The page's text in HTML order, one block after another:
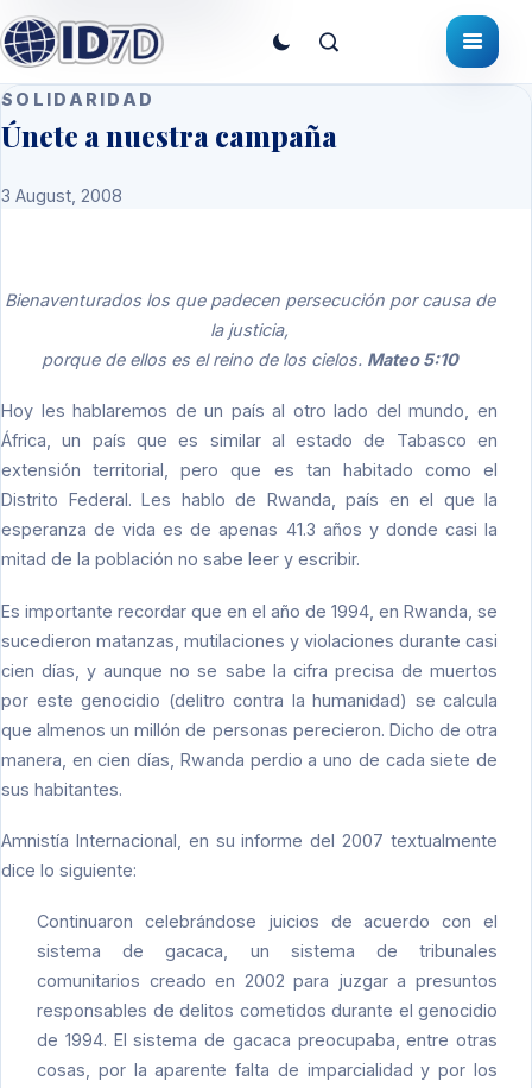
SOLIDARIDAD
Únete a nuestra campaña
3 August, 2008
Bienaventurados los que padecen persecución por causa de
la justicia,
porque de ellos es el reino de los cielos. Mateo 5:10
Hoy les hablaremos de un país al otro lado del mundo, en
África, un país que es similar al estado de Tabasco en
extensión territorial, pero que es tan habitado como el
Distrito Federal. Les hablo de Rwanda, país en el que la
esperanza de vida es de apenas 41.3 años y donde casi la
mitad de la población no sabe leer y escribir.
Es importante recordar que en el año de 1994, en Rwanda, se
sucedieron matanzas, mutilaciones y violaciones durante casi
cien días, y aunque no se sabe la cifra precisa de muertos
por este genocidio (delitro contra la humanidad) se calcula
que almenos un millón de personas perecieron. Dicho de otra
manera, en cien días, Rwanda perdio a uno de cada siete de
sus habitantes.
Amnistía Internacional, en su informe del 2007 textualmente
dice lo siguiente:
Continuaron celebrándose juicios de acuerdo con el
sistema de gacaca, un sistema de tribunales
comunitarios creado en 2002 para juzgar a presuntos
responsables de delitos cometidos durante el genocidio
de 1994. El sistema de gacaca preocupaba, entre otras
cosas, por la aparente falta de imparcialidad y por los